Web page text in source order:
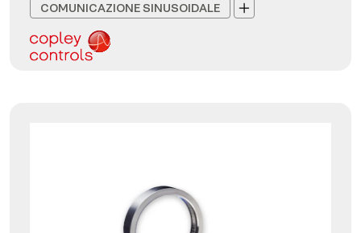
COMUNICAZIONE SINUSOIDALE